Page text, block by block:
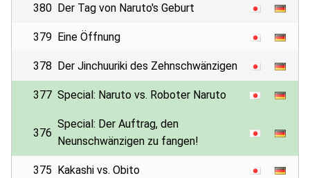
380 Der Tag von Naruto's Geburt
379 Eine Öffnung
378 Der Jinchuuriki des Zehnschwänzigen
377 Special: Naruto vs. Roboter Naruto
376
Special: Der Auftrag, den
Neunschwänzigen zu fangen!
375 Kakashi vs. Obito